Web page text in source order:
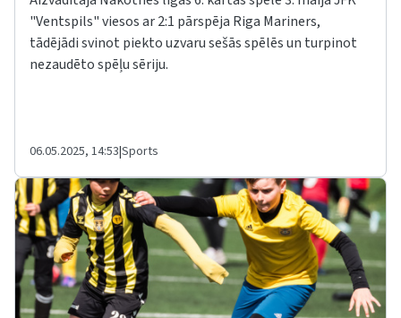
"Ventspils" viesos ar 2:1 pārspēja Riga Mariners,
tādējādi svinot piekto uzvaru sešās spēlēs un turpinot
nezaudēto spēļu sēriju.
06.05.2025, 14:53|Sports